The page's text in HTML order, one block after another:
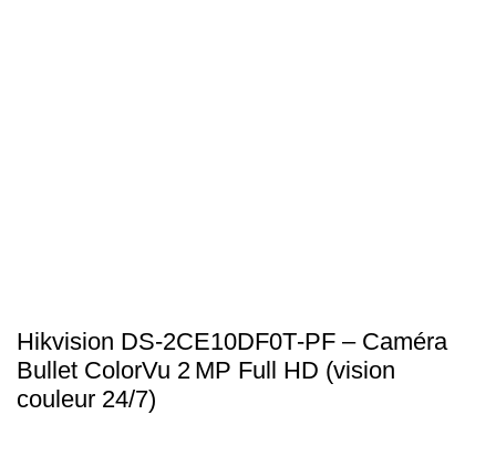
Hikvision DS‑2CE10DF0T‑PF – Caméra
Bullet ColorVu 2 MP Full HD (vision
couleur 24/7)